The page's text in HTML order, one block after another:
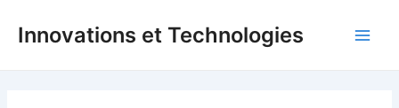
Innovations et Technologies